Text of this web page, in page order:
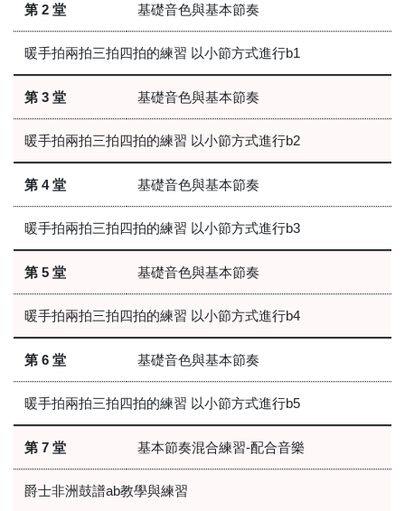
第 2 堂 基礎音色與基本節奏
暖手拍兩拍三拍四拍的練習 以小節方式進行b1
第 3 堂 基礎音色與基本節奏
暖手拍兩拍三拍四拍的練習 以小節方式進行b2
第 4 堂 基礎音色與基本節奏
暖手拍兩拍三拍四拍的練習 以小節方式進行b3
第 5 堂 基礎音色與基本節奏
暖手拍兩拍三拍四拍的練習 以小節方式進行b4
第 6 堂 基礎音色與基本節奏
暖手拍兩拍三拍四拍的練習 以小節方式進行b5
第 7 堂 基本節奏混合練習-配合音樂
爵士非洲鼓譜ab教學與練習